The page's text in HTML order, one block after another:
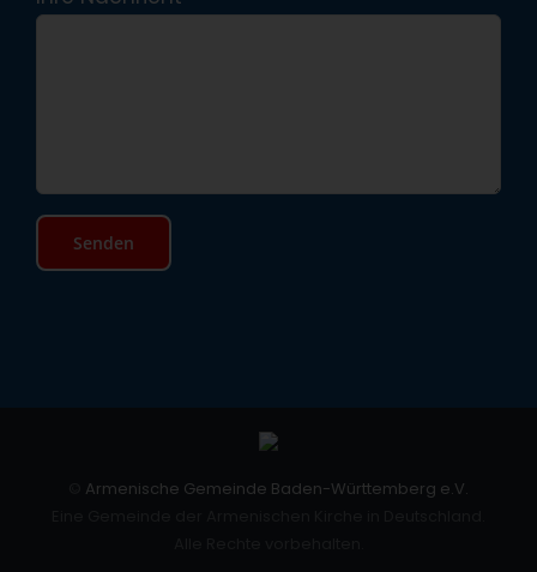
Armenische Gemeinde Baden-Württemberg e.V.